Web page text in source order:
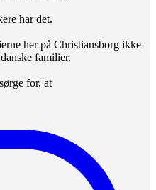
har det.
her på Christiansborg ikke
familier.
for, at